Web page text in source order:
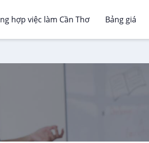
hợp việc làm Cần Thơ Bảng giá